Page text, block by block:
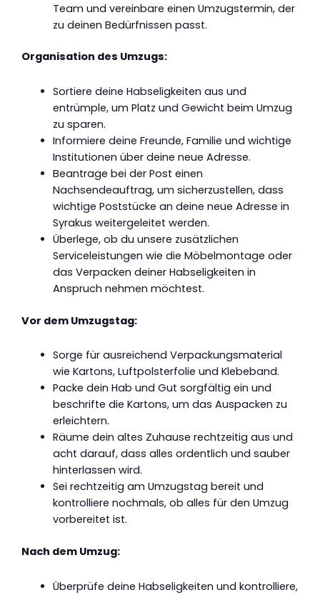
Team und vereinbare einen Umzugstermin, der
zu deinen Bedürfnissen passt.
Organisation des Umzugs:
Sortiere deine Habseligkeiten aus und
entrümple, um Platz und Gewicht beim Umzug
zu sparen.
Informiere deine Freunde, Familie und wichtige
Institutionen über deine neue Adresse.
Beantrage bei der Post einen
Nachsendeauftrag, um sicherzustellen, dass
wichtige Poststücke an deine neue Adresse in
Syrakus weitergeleitet werden.
Überlege, ob du unsere zusätzlichen
Serviceleistungen wie die Möbelmontage oder
das Verpacken deiner Habseligkeiten in
Anspruch nehmen möchtest.
Vor dem Umzugstag:
Sorge für ausreichend Verpackungsmaterial
wie Kartons, Luftpolsterfolie und Klebeband.
Packe dein Hab und Gut sorgfältig ein und
beschrifte die Kartons, um das Auspacken zu
erleichtern.
Räume dein altes Zuhause rechtzeitig aus und
acht darauf, dass alles ordentlich und sauber
hinterlassen wird.
Sei rechtzeitig am Umzugstag bereit und
kontrolliere nochmals, ob alles für den Umzug
vorbereitet ist.
Nach dem Umzug:
Überprüfe deine Habseligkeiten und kontrolliere,